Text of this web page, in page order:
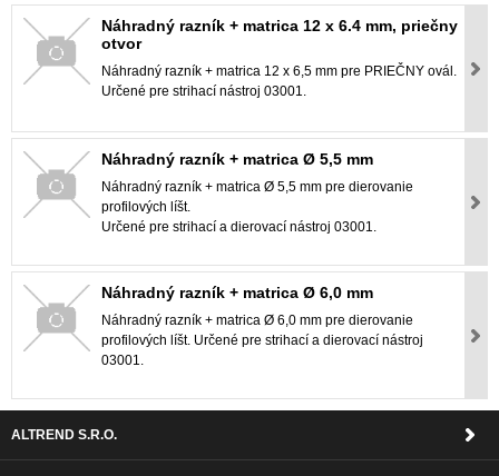
Náhradný razník + matrica 12 x 6.4 mm, priečny
otvor
Náhradný razník + matrica 12 x 6,5 mm pre PRIEČNY ovál.
Určené pre strihací nástroj 03001.
Náhradný razník + matrica Ø 5,5 mm
Náhradný razník + matrica Ø 5,5 mm pre dierovanie
profilových líšt.
Určené pre strihací a dierovací nástroj 03001.
Náhradný razník + matrica Ø 6,0 mm
Náhradný razník + matrica Ø 6,0 mm pre dierovanie
profilových líšt. Určené pre strihací a dierovací nástroj
03001.
ALTREND S.R.O.